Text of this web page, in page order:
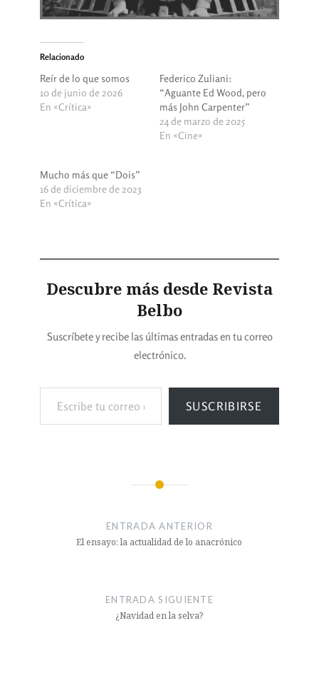
Relacionado
Reír de lo que somos
10 de junio de 2026
En «Crítica»
Federico Zuliani:
“Aguante Ed Wood, pero
más John Carpenter”
24 de marzo de 2025
En «Cine»
Mucho más que “Dois”
16 de diciembre de 2023
En «Crítica»
Descubre más desde Revista
Belbo
Suscríbete y recibe las últimas entradas en tu correo
electrónico.
SUSCRIBIRSE
ENTRADA ANTERIOR
El ensayo: la actualidad de lo anacrónico
ENTRADA SIGUIENTE
¿Navidad en la selva?